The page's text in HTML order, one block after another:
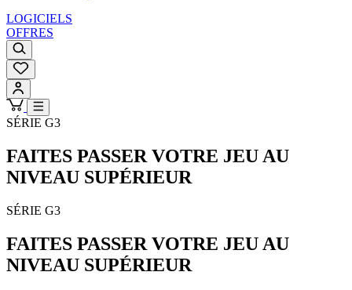
LOGICIELS
OFFRES
SÉRIE G3
FAITES PASSER VOTRE JEU AU
NIVEAU SUPÉRIEUR
SÉRIE G3
FAITES PASSER VOTRE JEU AU
NIVEAU SUPÉRIEUR